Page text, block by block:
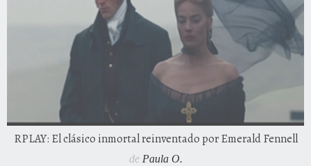
RPLAY: El clásico inmortal reinventado por Emerald Fennell
de Paula O.